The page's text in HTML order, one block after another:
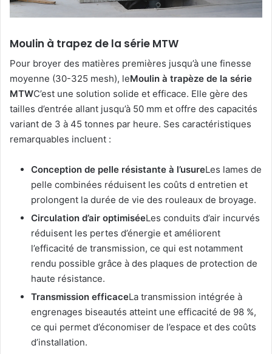
Moulin à trapez de la série MTW
Pour broyer des matières premières jusqu’à une finesse
moyenne (30-325 mesh), leMoulin à trapèze de la série
MTWC’est une solution solide et efficace. Elle gère des
tailles d’entrée allant jusqu’à 50 mm et offre des capacités
variant de 3 à 45 tonnes par heure. Ses caractéristiques
remarquables incluent :
Conception de pelle résistante à l’usureLes lames de
pelle combinées réduisent les coûts d entretien et
prolongent la durée de vie des rouleaux de broyage.
Circulation d’air optimiséeLes conduits d’air incurvés
réduisent les pertes d’énergie et améliorent
l’efficacité de transmission, ce qui est notamment
rendu possible grâce à des plaques de protection de
haute résistance.
Transmission efficaceLa transmission intégrée à
engrenages biseautés atteint une efficacité de 98 %,
ce qui permet d’économiser de l’espace et des coûts
d’installation.